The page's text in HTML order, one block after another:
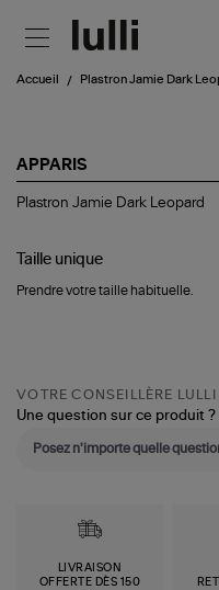
Accueil Plastron Jamie Dark
APPARIS
Plastron
Leopard
Plastron Jamie Dark Leopard
Taille unique
Prendre votre taille habituelle.
VOTRE CONSEILLÈRE LULLI
Une question sur ce produit ?
LIVRAISON
OFFERTE DÈS 150